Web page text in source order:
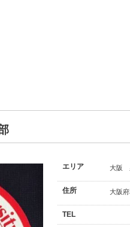
エリア 大阪
住所 大阪
TEL